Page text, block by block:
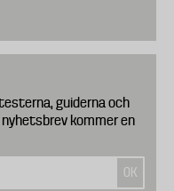
guiderna och
kommer en